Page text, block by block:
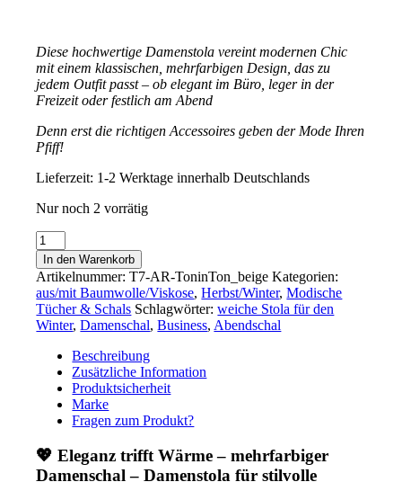
Diese hochwertige Damenstola vereint modernen Chic
mit einem klassischen, mehrfarbigen Design, das zu
jedem Outfit passt – ob elegant im Büro, leger in der
Freizeit oder festlich am Abend
Denn erst die richtigen Accessoires geben der Mode Ihren
Pfiff!
Lieferzeit: 1-2 Werktage innerhalb Deutschlands
Nur noch 2 vorrätig
Damenschal
70x190
cm
flauschige
Herbst-
Winter
Stola
mehrfarbig
gemustert
Menge
In den Warenkorb
Artikelnummer:T7-AR-ToninTon_beige Kategorien:
aus/mit Baumwolle/Viskose,Herbst/Winter,Modische
Tücher & Schals Schlagwörter:weiche Stola für den
Winter,Damenschal,Business, Abendschal
Beschreibung
Zusätzliche Information
Produktsicherheit
Marke
Fragen zum Produkt?
💖 Eleganz trifft Wärme – mehrfarbiger
Damenschal – Damenstola für stilvolle